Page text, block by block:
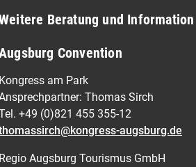
Beratung und Information
Convention
Kongress am Park
Thomas Sirch
+49 (0)821 455 355-12
augsburg.de
Regio Augsburg Tourismus GmbH